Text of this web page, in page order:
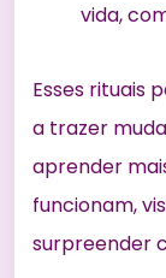
vida,
Esses rituais
a trazer
aprender
funcionam,
surpreender